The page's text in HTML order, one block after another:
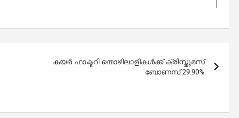
കയർ ഫാക്ടറി തൊഴിലാളികൾക്ക് ക്രിസ്തുമസ്
ബോണസ് 29.90%